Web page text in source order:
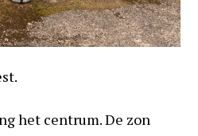
het centrum. De zon